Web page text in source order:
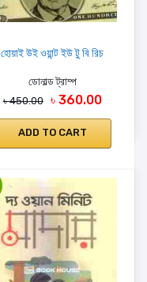
হোয়াই উই ওয়ান্ট ইউ টু বি রিচ
ডোনাল্ড ট্রাম্প
৳ 450.00 ৳ 360.00
ADD TO CART